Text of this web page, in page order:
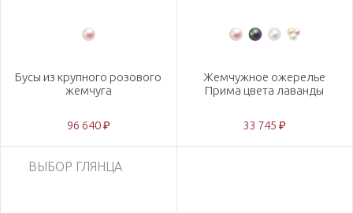
Бусы из крупного розового
жемчуга
96 640 ₽
Жемчужное ожерелье
Прима цвета лаванды
33 745 ₽
ВЫБОР ГЛЯНЦА